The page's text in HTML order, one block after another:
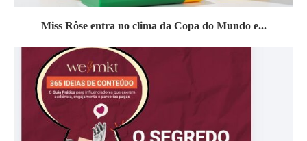
Miss Rôse entra no clima da Copa do Mundo e...